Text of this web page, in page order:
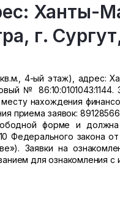
Ханты-
г.
4-ый этаж), адрес:
№
нахождения
приема заявок:
форме и
Федерального закона
Заявки на
для ознакомления